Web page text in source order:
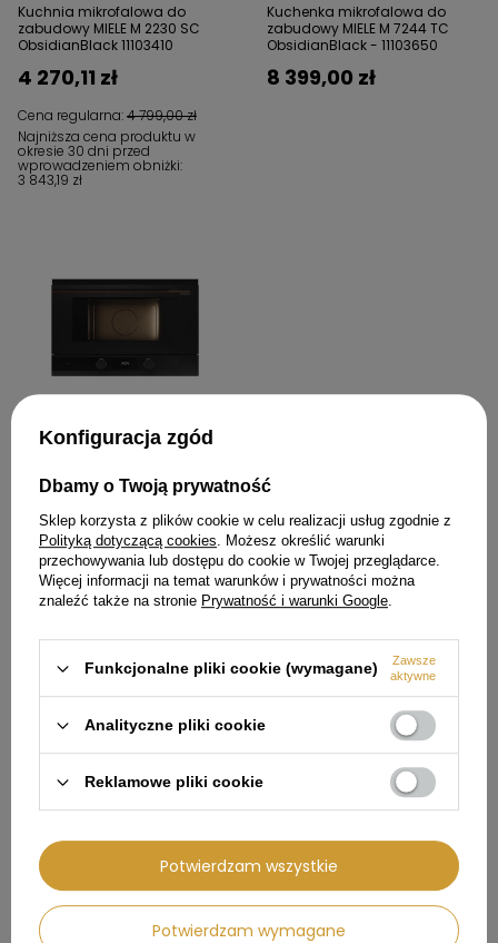
Kuchnia mikrofalowa do
zabudowy MIELE M 2230 SC
ObsidianBlack 11103410
Cena regularna:4 799,00 zł
4 270,11 zł
Najniższa cena produktu w
okresie 30 dni przed
wprowadzeniem obniżki:
3 843,19 zł
Kuchenka mikrofalowa do
zabudowy MIELE M 7244 TC
ObsidianBlack - 11103650
8 399,00 zł
W PROMOCJI
zabudowy 39cm TEKA Infinity
G1 Italdesign Giugiaro - ML 82-
G1 BIS L
2 999,00 zł
POLECAMY
Konfiguracja zgód
Dbamy o Twoją prywatność
Sklep korzysta z plików cookie w celu realizacji usług zgodnie z
Polityką dotyczącą cookies. Możesz określić warunki
przechowywania lub dostępu do cookie w Twojej przeglądarce.
Więcej informacji na temat warunków i prywatności można
znaleźć także na stronie Prywatność i warunki Google.
Funkcjonalne pliki cookie (wymagane)
Zawsze
aktywne
Analityczne pliki cookie
Reklamowe pliki cookie
Potwierdzam wymagane
Potwierdzam wszystkie